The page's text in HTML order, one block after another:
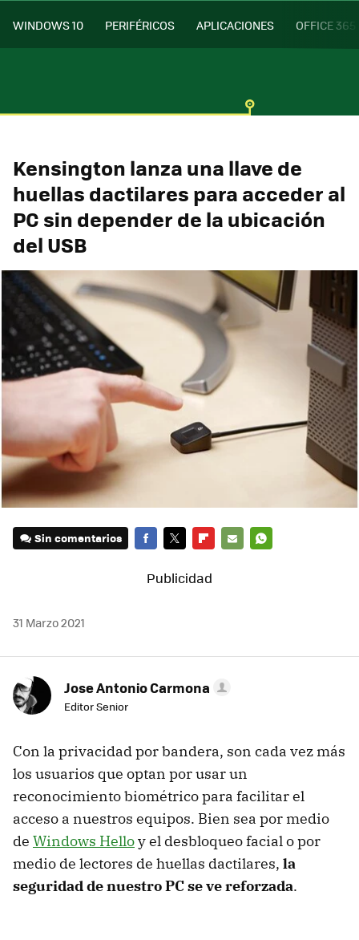
WINDOWS 10 PERIFÉRICOS APLICACIONES OFFICE 365
Kensington lanza una llave de
huellas dactilares para acceder al
PC sin depender de la ubicación
del USB
Sin comentarios
31 Marzo 2021
Jose Antonio Carmona
Editor Senior
Con la privacidad por bandera, son cada vez más
los usuarios que optan por usar un
reconocimiento biométrico para facilitar el
acceso a nuestros equipos. Bien sea por medio
de Windows Helloy el desbloqueo facial o por
medio de lectores de huellas dactilares, la
seguridad de nuestro PC se ve reforzada.